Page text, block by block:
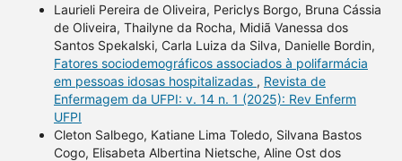
Laurieli Pereira de Oliveira, Periclys Borgo, Bruna Cássia
de Oliveira, Thailyne da Rocha, Midiã Vanessa dos
Santos Spekalski, Carla Luiza da Silva, Danielle Bordin,
Fatores sociodemográficos associados à polifarmácia
em pessoas idosas hospitalizadas , Revista de
Enfermagem da UFPI: v. 14 n. 1 (2025): Rev Enferm
UFPI
Cleton Salbego, Katiane Lima Toledo, Silvana Bastos
Cogo, Elisabeta Albertina Nietsche, Aline Ost dos